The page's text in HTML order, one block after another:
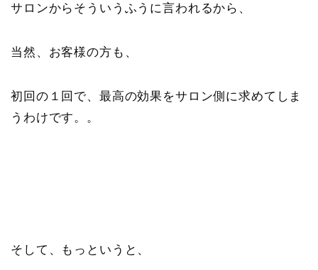
サロンからそういうふうに言われるから、
当然、お客様の方も、
初回の１回で、最高の効果をサロン側に求めてしま
うわけです。。
そして、もっというと、